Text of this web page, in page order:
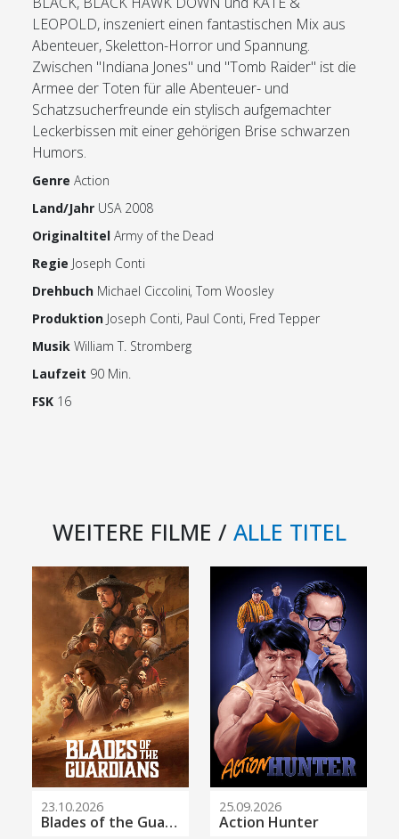
LEOPOLD, inszeniert einen fantastischen Mix aus
Abenteuer, Skeletton-Horror und Spannung.
Zwischen "Indiana Jones" und "Tomb Raider" ist die
Armee der Toten für alle Abenteuer- und
Schatzsucherfreunde ein stylisch aufgemachter
Leckerbissen mit einer gehörigen Brise schwarzen
Humors.
Genre Action
Land/Jahr USA 2008
Originaltitel Army of the Dead
Regie Joseph Conti
Drehbuch Michael Ciccolini, Tom Woosley
Produktion Joseph Conti, Paul Conti, Fred Tepper
Musik William T. Stromberg
Laufzeit 90 Min.
FSK 16
WEITERE FILME / ALLE TITEL
23.10.2026
Blades of the Guardians
25.09.2026
Action Hunter